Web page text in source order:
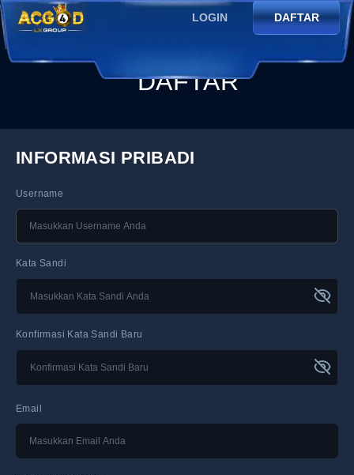
LOGIN DAFTAR
DAFTAR
INFORMASI PRIBADI
Username
Kata Sandi
Konfirmasi Kata Sandi Baru
Email